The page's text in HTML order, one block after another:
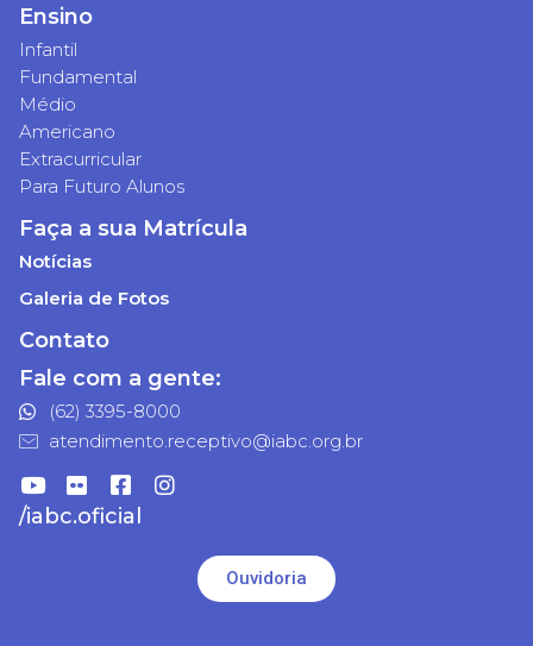
Ensino
Infantil
Fundamental
Médio
Americano
Extracurricular
Para Futuro Alunos
Faça a sua Matrícula
Notícias
Galeria de Fotos
Contato
Fale com a gente:
(62) 3395-8000
atendimento.receptivo@iabc.org.br
/iabc.oficial
Ouvidoria